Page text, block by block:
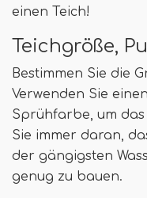
einen Teich!
Teichgröße,
Bestimmen Sie die
Verwenden Sie
Sprühfarbe, um das
Sie immer daran,
der gängigsten
genug zu bauen.